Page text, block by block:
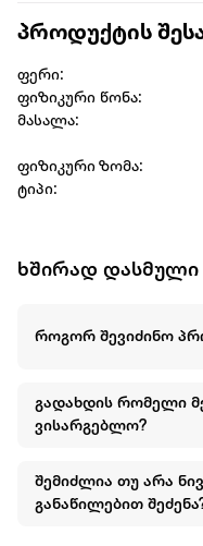
პროდუქტის
ფერი:
ფიზიკური წონა:
მასალა:
ფიზიკური ზომა:
ტიპი:
ხშირად დასმული
როგორ შევიძინო
გადახდის რომელი
ვისარგებლო?
შემიძლია თუ არა
განაწილებით